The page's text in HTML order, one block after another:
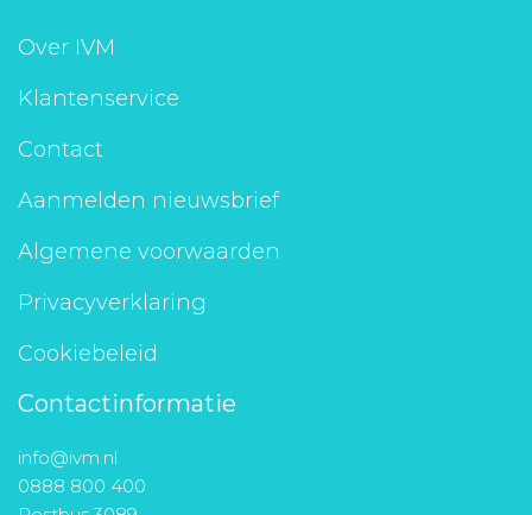
Over IVM
Klantenservice
Contact
Aanmelden nieuwsbrief
Algemene voorwaarden
Privacyverklaring
Cookiebeleid
Contactinformatie
info@ivm.nl
0888 800 400